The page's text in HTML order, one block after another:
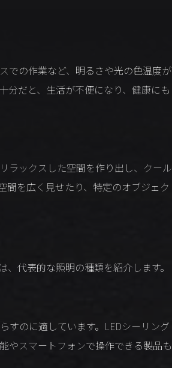
での作業など、明るさや光の色温度が
分だと、生活が不便になり、健康にも
ラックスした空間を作り出し、クール
間を広く見せたり、特定のオブジェク
代表的な照明の種類を紹介します。
すのに適しています。LEDシーリング
やスマートフォンで操作できる製品も